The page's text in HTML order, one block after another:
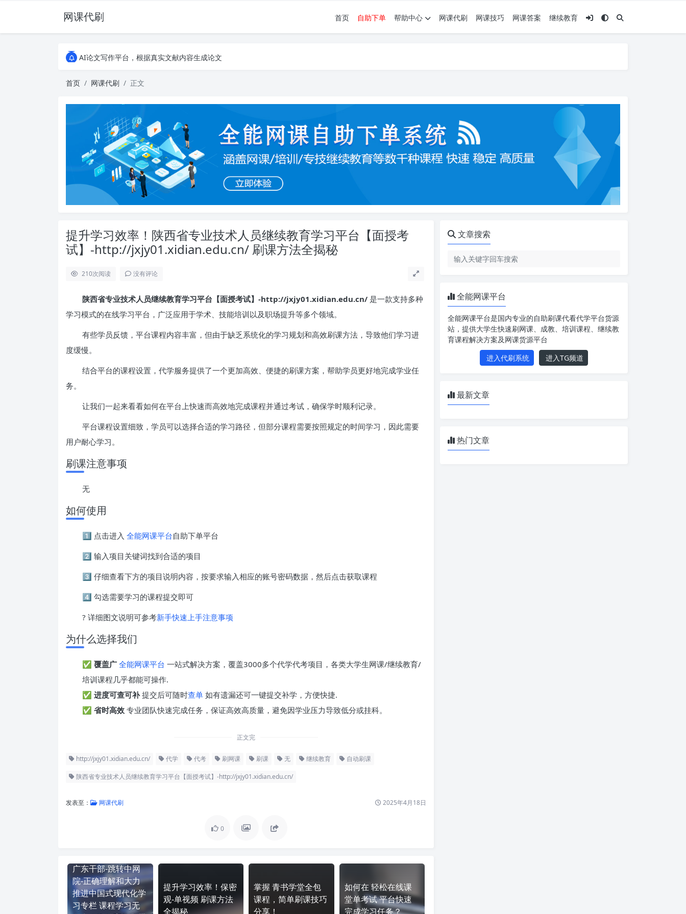
网课代刷 首页 自助下单 帮助中心 网课代刷 网课技巧 网课答案
继续教育
AI论文写作平台，根据真实文献内容生成论文
AI论文写作平台，根据真实文献内容生成论文
首页
网课代刷 正文
提升学习效率！陕西省专业技术人员继续教育学习平台【面授考
试】-http://jxjy01.xidian.edu.cn/ 刷课方法全揭秘
210次阅读 没有评论
陕西省专业技术人员继续教育学习平台【面授考试】-http://jxjy01.xidian.edu.cn/ 是一款支持多种
学习模式的在线学习平台，广泛应用于学术、技能培训以及职场提升等多个领域。
有些学员反馈，平台课程内容丰富，但由于缺乏系统化的学习规划和高效刷课方法，导致他们学习进
度缓慢。
结合平台的课程设置，代学服务提供了一个更加高效、便捷的刷课方案，帮助学员更好地完成学业任
务。
让我们一起来看看如何在平台上快速而高效地完成课程并通过考试，确保学时顺利记录。
平台课程设置细致，学员可以选择合适的学习路径，但部分课程需要按照规定的时间学习，因此需要
用户耐心学习。
刷课注意事项
无
如何使用
1️⃣ 点击进入 全能网课平台自助下单平台
2️⃣ 输入项目关键词找到合适的项目
3️⃣ 仔细查看下方的项目说明内容，按要求输入相应的账号密码数据，然后点击获取课程
4️⃣ 勾选需要学习的课程提交即可
? 详细图文说明可参考新手快速上手注意事项
为什么选择我们
✅ 覆盖广 全能网课平台 一站式解决方案，覆盖3000多个代学代考项目，各类大学生网课/继续教育/
培训课程几乎都能可操作.
✅ 进度可查可补提交后可随时查单 如有遗漏还可一键提交补学，方便快捷.
✅ 省时高效 专业团队快速完成任务，保证高效高质量，避免因学业压力导致低分或挂科。
正文完
http://jxjy01.xidian.edu.cn/ 代学 代考 刷网课 刷课 无 继续教育 自动刷课
陕西省专业技术人员继续教育学习平台【面授考试】-http://jxjy01.xidian.edu.cn/
发表至： 网课代刷 2025年4月18日
0
广东干部-跳转中网
院-正确理解和大力
推进中国式现代化学
习专栏 课程学习无
提升学习效率！保密
观-单视频 刷课方法
全揭秘
掌握 青书学堂全包
课程，简单刷课技巧
分享！
如何在 轻松在线课
堂单考试 平台快速
完成学习任务？
文章搜索
全能网课平台
全能网课平台是国内专业的自助刷课代看代学平台货源
站，提供大学生快速刷网课、成教、培训课程、继续教
育课程解决方案及网课货源平台
进入代刷系统
进入TG频道
最新文章
热门文章